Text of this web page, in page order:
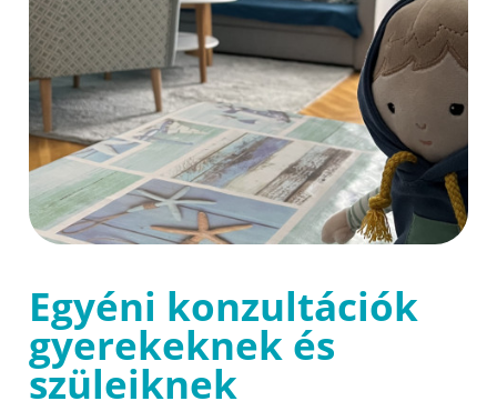
Egyéni konzultációk
gyerekeknek és
szüleiknek